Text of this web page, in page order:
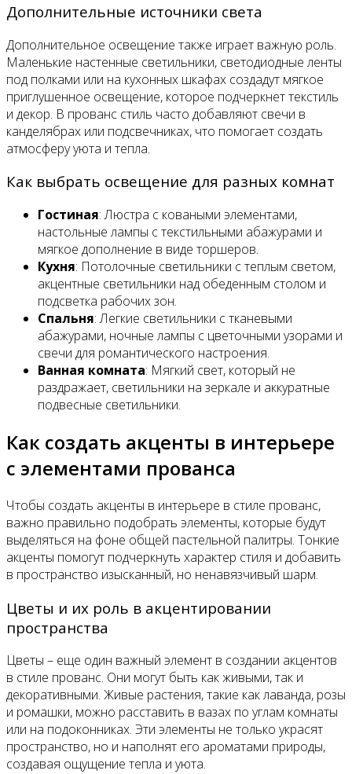
Дополнительные источники света
Дополнительное освещение также играет важную роль.
Маленькие настенные светильники, светодиодные ленты
под полками или на кухонных шкафах создадут мягкое
приглушенное освещение, которое подчеркнет текстиль
и декор. В прованс стиль часто добавляют свечи в
канделябрах или подсвечниках, что помогает создать
атмосферу уюта и тепла.
Как выбрать освещение для разных комнат
Гостиная: Люстра с коваными элементами,
настольные лампы с текстильными абажурами и
мягкое дополнение в виде торшеров.
Кухня: Потолочные светильники с теплым светом,
акцентные светильники над обеденным столом и
подсветка рабочих зон.
Спальня: Легкие светильники с тканевыми
абажурами, ночные лампы с цветочными узорами и
свечи для романтического настроения.
Ванная комната: Мягкий свет, который не
раздражает, светильники на зеркале и аккуратные
подвесные светильники.
Как создать акценты в интерьере
с элементами прованса
Чтобы создать акценты в интерьере в стиле прованс,
важно правильно подобрать элементы, которые будут
выделяться на фоне общей пастельной палитры. Тонкие
акценты помогут подчеркнуть характер стиля и добавить
в пространство изысканный, но ненавязчивый шарм.
Цветы и их роль в акцентировании
пространства
Цветы – еще один важный элемент в создании акцентов
в стиле прованс. Они могут быть как живыми, так и
декоративными. Живые растения, такие как лаванда, розы
и ромашки, можно расставить в вазах по углам комнаты
или на подоконниках. Эти элементы не только украсят
пространство, но и наполнят его ароматами природы,
создавая ощущение тепла и уюта.